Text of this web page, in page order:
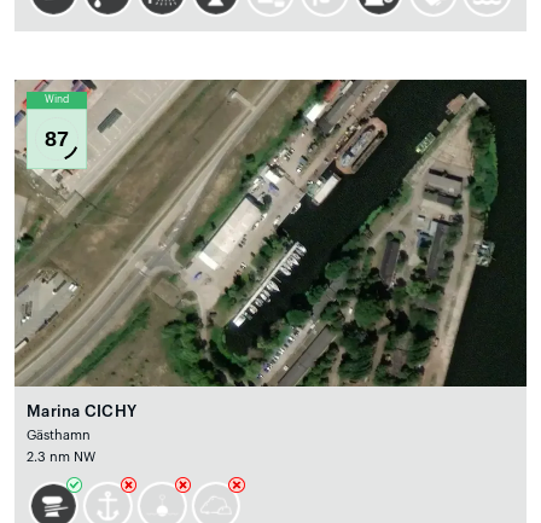
Wind
87
Marina CICHY
Gästhamn
2.3 nm NW